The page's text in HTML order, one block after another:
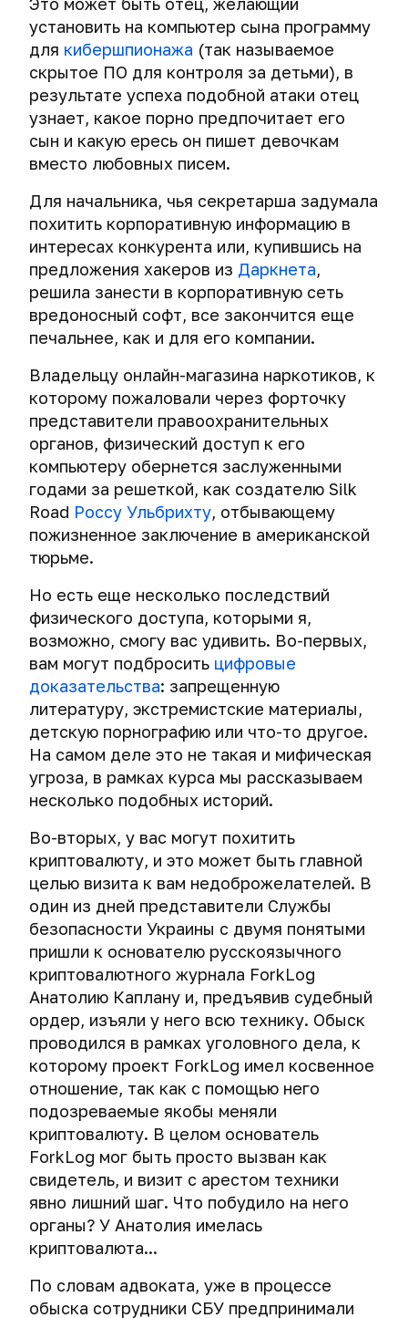
Это может быть отец, желающий
установить на компьютер сына программу
для кибершпионажа (так называемое
скрытое ПО для контроля за детьми), в
результате успеха подобной атаки отец
узнает, какое порно предпочитает его
сын и какую ересь он пишет девочкам
вместо любовных писем.
Для начальника, чья секретарша задумала
похитить корпоративную информацию в
интересах конкурента или, купившись на
предложения хакеров из Даркнета,
решила занести в корпоративную сеть
вредоносный софт, все закончится еще
печальнее, как и для его компании.
Владельцу онлайн-магазина наркотиков, к
которому пожаловали через форточку
представители правоохранительных
органов, физический доступ к его
компьютеру обернется заслуженными
годами за решеткой, как создателю Silk
Road Россу Ульбрихту, отбывающему
пожизненное заключение в американской
тюрьме.
Но есть еще несколько последствий
физического доступа, которыми я,
возможно, смогу вас удивить. Во-первых,
вам могут подбросить цифровые
доказательства: запрещенную
литературу, экстремистские материалы,
детскую порнографию или что-то другое.
На самом деле это не такая и мифическая
угроза, в рамках курса мы рассказываем
несколько подобных историй.
Во-вторых, у вас могут похитить
криптовалюту, и это может быть главной
целью визита к вам недоброжелателей. В
один из дней представители Службы
безопасности Украины с двумя понятыми
пришли к основателю русскоязычного
криптовалютного журнала ForkLog
Анатолию Каплану и, предъявив судебный
ордер, изъяли у него всю технику. Обыск
проводился в рамках уголовного дела, к
которому проект ForkLog имел косвенное
отношение, так как с помощью него
подозреваемые якобы меняли
криптовалюту. В целом основатель
ForkLog мог быть просто вызван как
свидетель, и визит с арестом техники
явно лишний шаг. Что побудило на него
органы? У Анатолия имелась
криптовалюта...
По словам адвоката, уже в процессе
обыска сотрудники СБУ предпринимали